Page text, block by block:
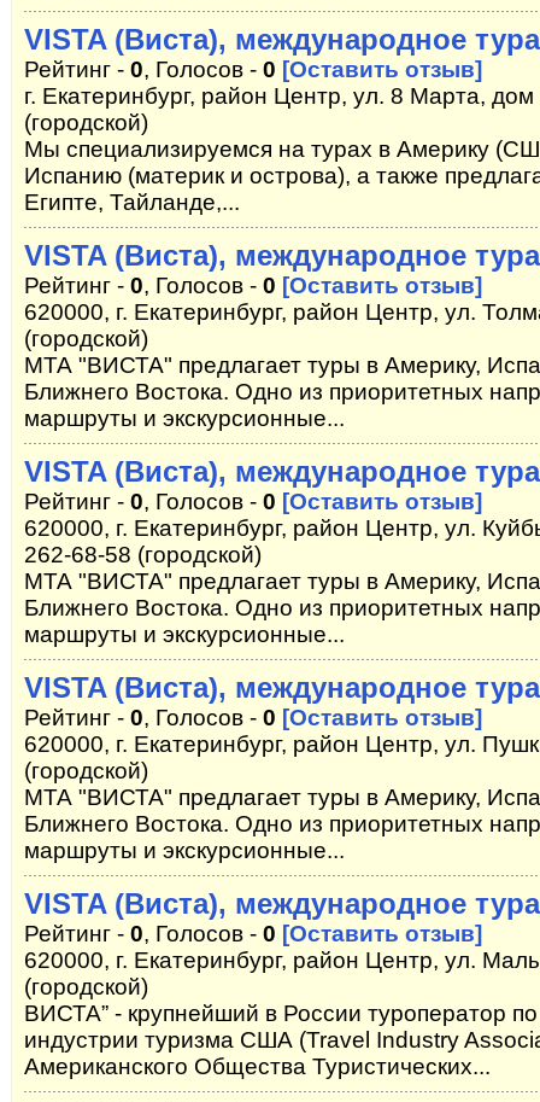
VISTA (Виста), международное
Рейтинг - 0, Голосов - 0 [Оставить отзыв]
г. Екатеринбург, район Центр, ул. 8 Марта,
(городской)
Мы специализируемся на турах в Америку
Испанию (материк и острова), а также
Египте, Тайланде,...
VISTA (Виста), международное
Рейтинг - 0, Голосов - 0 [Оставить отзыв]
620000, г. Екатеринбург, район Центр, ул.
(городской)
МТА "ВИСТА" предлагает туры в Америку,
Ближнего Востока. Одно из приоритетных
маршруты и экскурсионные...
VISTA (Виста), международное
Рейтинг - 0, Голосов - 0 [Оставить отзыв]
620000, г. Екатеринбург, район Центр, ул.
262-68-58 (городской)
МТА "ВИСТА" предлагает туры в Америку,
Ближнего Востока. Одно из приоритетных
маршруты и экскурсионные...
VISTA (Виста), международное
Рейтинг - 0, Голосов - 0 [Оставить отзыв]
620000, г. Екатеринбург, район Центр, ул.
(городской)
МТА "ВИСТА" предлагает туры в Америку,
Ближнего Востока. Одно из приоритетных
маршруты и экскурсионные...
VISTA (Виста), международное
Рейтинг - 0, Голосов - 0 [Оставить отзыв]
620000, г. Екатеринбург, район Центр, ул.
(городской)
ВИСТА” - крупнейший в России туроператор
индустрии туризма США (Travel Industry
Американского Общества Туристических...